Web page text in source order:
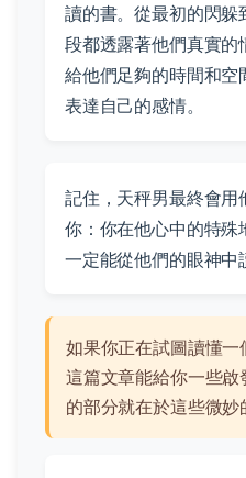
讀的書。從最初的閃
段都透露著他們真實
給他們足夠的時間和
表達自己的感情。
記住，天秤男最終會用
你：你在他心中的特
一定能從他們的眼神中
如果你正在試圖讀懂
這篇文章能給你一些
的部分就在於這些微妙